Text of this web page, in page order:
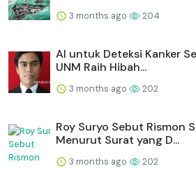
3 months ago 204
AI untuk Deteksi Kanker
UNM Raih Hibah...
3 months ago 202
Roy Suryo Sebut Rismon
Menurut Surat yang D...
3 months ago 202